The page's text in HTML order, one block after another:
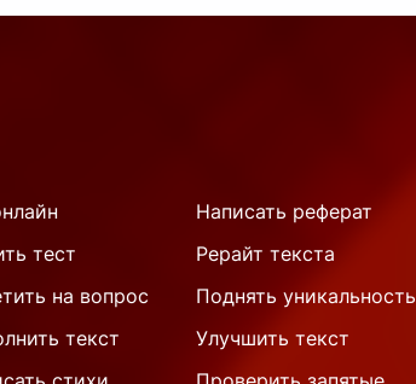
Написать реферат
тест
Рерайт текста
на вопрос
Поднять уникальность
текст
Улучшить текст